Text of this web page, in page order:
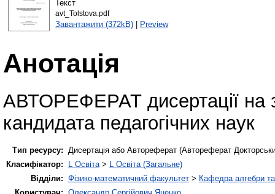
Текст
avt_Tolstova.pdf
Завантажити (372kB)| Preview
Анотація
АВТОРЕФЕРАТ дисертації на
кандидата педагогічних наук
Тип ресурсу:
Дисертація або Автореферат (Автореферат
Класифікатор:
L Освіта > L Освіта (Загальне)
Відділи: Фізико-математичний факультет > Кафедра алгебри та